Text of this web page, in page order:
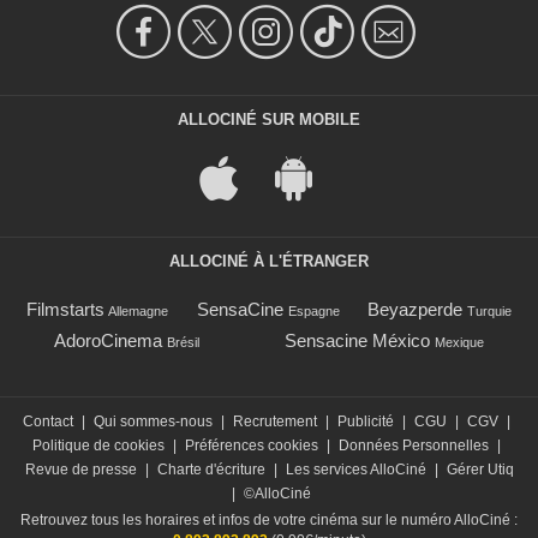
ALLOCINÉ SUR MOBILE
ALLOCINÉ À L'ÉTRANGER
Filmstarts Allemagne SensaCine Espagne Beyazperde Turquie
AdoroCinema Brésil Sensacine México Mexique
Contact Qui sommes-nous Recrutement Publicité CGU CGV
Politique de cookies
Préférences cookies Données Personnelles
Revue de presse
Charte d'écriture Les services AlloCiné
Gérer Utiq
©AlloCiné
Retrouvez tous les horaires et infos de votre cinéma sur le numéro AlloCiné :